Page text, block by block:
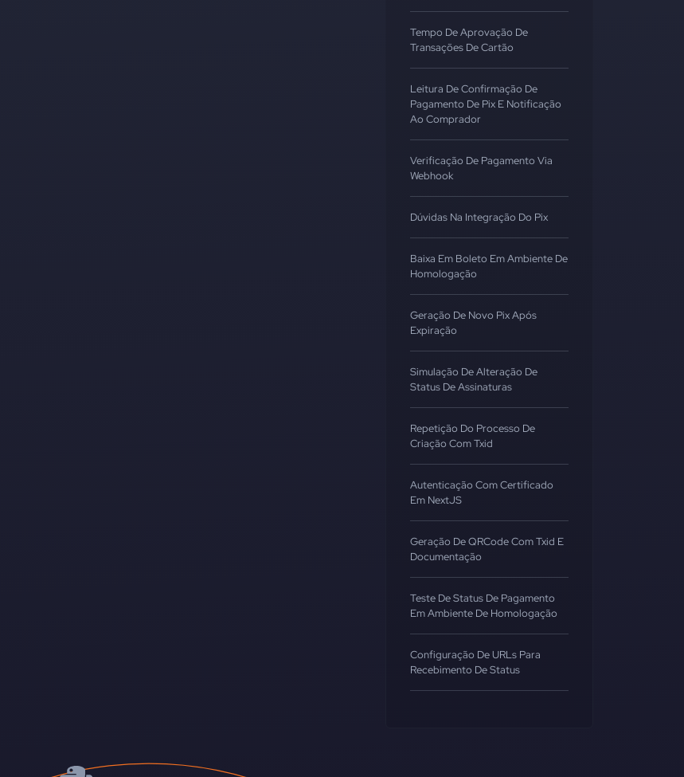
Tempo De Aprovação De
Transações De Cartão
Leitura De Confirmação De
Pagamento De Pix E Notificação
Ao Comprador
Verificação De Pagamento Via
Webhook
Dúvidas Na Integração Do Pix
Baixa Em Boleto Em Ambiente De
Homologação
Geração De Novo Pix Após
Expiração
Simulação De Alteração De
Status De Assinaturas
Repetição Do Processo De
Criação Com Txid
Autenticação Com Certificado
Em NextJS
Geração De QRCode Com Txid E
Documentação
Teste De Status De Pagamento
Em Ambiente De Homologação
Configuração De URLs Para
Recebimento De Status